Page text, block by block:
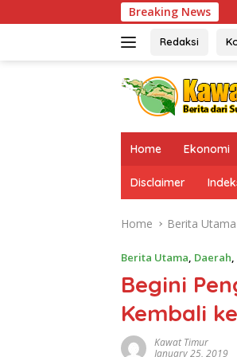
to
Breaking News
Tingkatkan
Redaksi
Home Ekonomi
Disclaimer
Home Berita Utama
Berita Utama, Daerah,
Begini
Kembali
Kawat Timur
January 25, 2019